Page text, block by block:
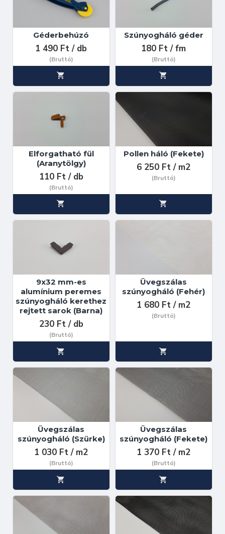
Géderbehúzó
1 490 Ft / db
(Bruttó)
Szúnyogháló géder
180 Ft / fm
(Bruttó)
Elforgatható fül
(Aranytölgy)
110 Ft / db
(Bruttó)
Pollen háló (Fekete)
6 250 Ft / m2
(Bruttó)
9x32 mm-es
alumínium peremes
szúnyogháló kerethez
rejtett sarok (Barna)
230 Ft / db
(Bruttó)
Üvegszálas
szúnyogháló (Fehér)
1 680 Ft / m2
(Bruttó)
Üvegszálas
szúnyogháló (Szürke)
1 030 Ft / m2
(Bruttó)
Üvegszálas
szúnyogháló (Fekete)
1 370 Ft / m2
(Bruttó)